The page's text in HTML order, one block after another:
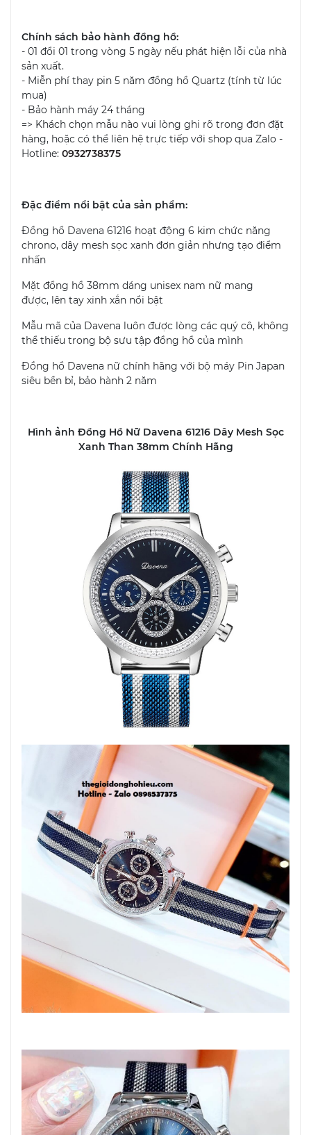
Chính sách bảo hành đồng hồ:
- 01 đổi 01 trong vòng 5 ngày nếu phát hiện lỗi của nhà
sản xuất.
- Miễn phí thay pin 5 năm đồng hồ Quartz (tính từ lúc
mua)
- Bảo hành máy 24 tháng
=> Khách chọn mẫu nào vui lòng ghi rõ trong đơn đặt
hàng, hoặc có thể liên hệ trực tiếp với shop qua Zalo -
Hotline: 0932738375
Đặc điểm nổi bật của sản phẩm:
Đồng hồ Davena 61216 hoạt động 6 kim chức năng
chrono, dây mesh sọc xanh đơn giản nhưng tạo điểm
nhấn
Mặt đồng hồ 38mm dáng unisex nam nữ mang
được, lên tay xinh xắn nổi bật
Mẫu mã của Davena luôn được lòng các quý cô, không
thể thiếu trong bộ sưu tập đồng hồ của mình
Đồng hồ Davena nữ chính hãng với bộ máy Pin Japan
siêu bền bỉ, bảo hành 2 năm
Hình ảnh Đồng Hồ Nữ Davena 61216 Dây Mesh Sọc
Xanh Than 38mm Chính Hãng